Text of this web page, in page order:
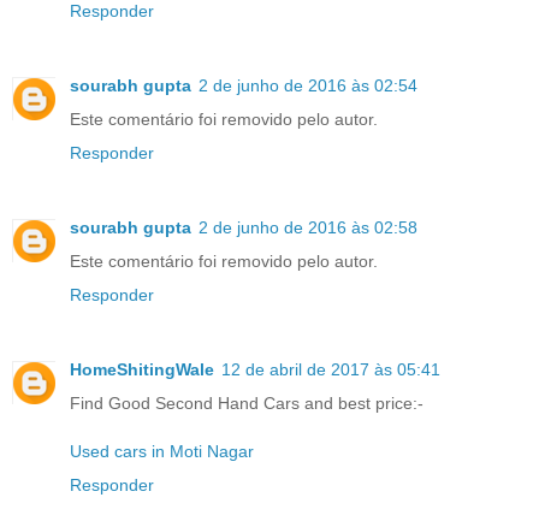
Responder
sourabh gupta 2 de junho de 2016 às 02:54
Este comentário foi removido pelo autor.
Responder
sourabh gupta 2 de junho de 2016 às 02:58
Este comentário foi removido pelo autor.
Responder
HomeShitingWale 12 de abril de 2017 às 05:41
Find Good Second Hand Cars and best price:-
Used cars in Moti Nagar
Responder